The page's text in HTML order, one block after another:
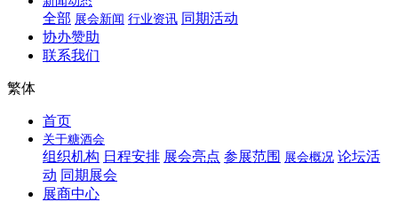
全部 展会新闻 行业资讯 同期活动
协办赞助
联系我们
繁体
首页
关于糖酒会
组织机构 日程安排 展会亮点 参展范围 展会概况 论坛活
动 同期展会
展商中心